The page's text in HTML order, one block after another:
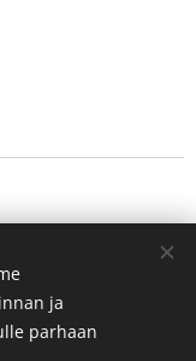
ja
parhaan